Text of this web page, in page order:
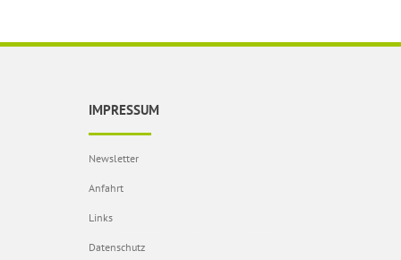
IMPRESSUM
Newsletter
Anfahrt
Links
Datenschutz